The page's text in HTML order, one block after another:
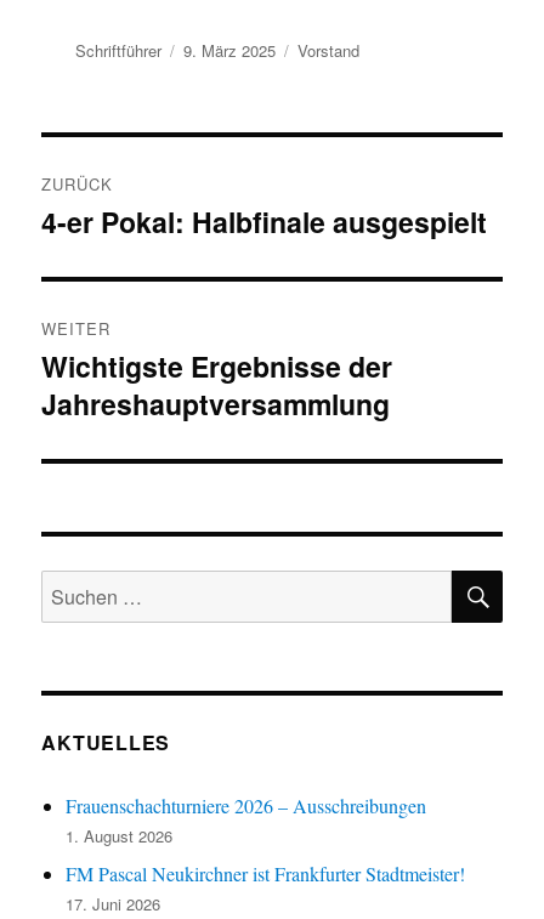
Autor
Schriftführer
Veröffentlicht
9. März 2025 Kategorien
Vorstand
ZURÜCK
Vorheriger
4-er Pokal: Halbfinale ausgespielt
WEITER
Nächster
Beitrag:
Wichtigste Ergebnisse der
Jahreshauptversammlung
Suchen
nach:
AKTUELLES
Frauenschachturniere 2026 – Ausschreibungen
1. August 2026
FM Pascal Neukirchner ist Frankfurter Stadtmeister!
17. Juni 2026